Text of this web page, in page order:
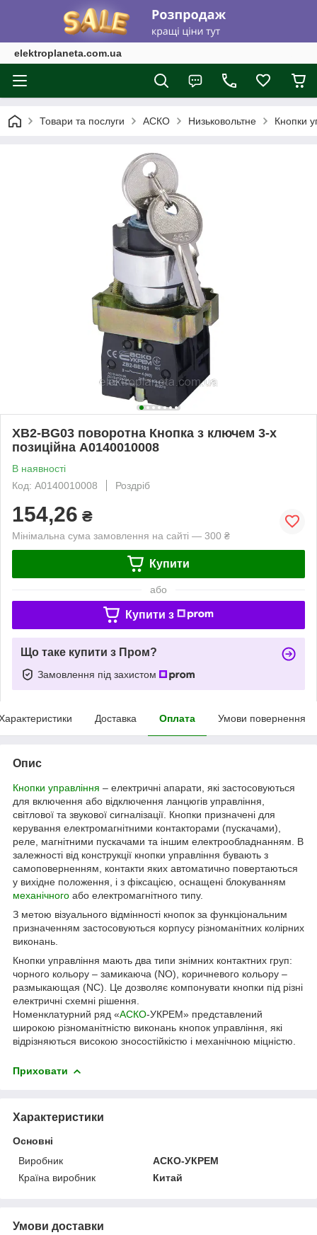
elektroplaneta.com.ua
Товари та послуги АСКО Низьковольтне Кнопки
XB2-BG03 поворотна Кнопка з ключем 3-х
позиційна A0140010008
В наявності
Код: A0140010008
Роздріб
154,26 ₴
Мінімальна сума замовлення на сайті — 300 ₴
Купити
або
Купити з
Що таке купити з Пром?
Замовлення під захистом
Доставка Оплата Умови повернення
Опис
Кнопки управління – електричні апарати, які застосовуються
для включення або відключення ланцюгів управління,
світлової та звукової сигналізації. Кнопки призначені для
керування електромагнітними контакторами (пускачами),
реле, магнітними пускачами та іншим електрообладнанням. В
залежності від конструкції кнопки управління бувають з
самоповерненням, контакти яких автоматично повертаються
у вихідне положення, і з фіксацією, оснащені блокуванням
механічного або електромагнітного типу.
З метою візуального відмінності кнопок за функціональним
призначенням застосовуються корпусу різноманітних колірних
виконань.
Кнопки управління мають два типи знімних контактних груп:
чорного кольору – замикаюча (NO), коричневого кольору –
размыкающая (NC). Це дозволяє компонувати кнопки під різні
електричні схемні рішення.
Номенклатурний ряд «АСКО-УКРЕМ» представлений
широкою різноманітністю виконань кнопок управління, які
відрізняються високою зносостійкістю і механічною міцністю.
Приховати
Характеристики
Основні
Виробник
АСКО-УКРЕМ
Країна виробник
Китай
Умови доставки